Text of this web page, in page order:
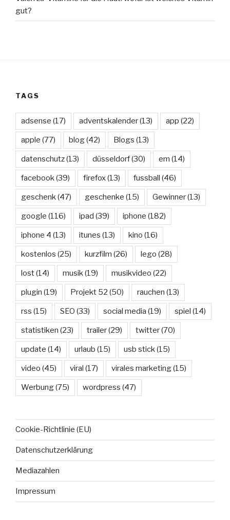
gut?
TAGS
adsense (17) adventskalender(13) app (22)
apple (77) blog(42) Blogs (13)
datenschutz(13) düsseldorf(30) em (14)
facebook (39) firefox(13) fussball (46)
geschenk (47) geschenke (15) Gewinner(13)
google (116) ipad (39) iphone (182)
iphone 4 (13) itunes (13) kino (16)
kostenlos (25) kurzfilm (26) lego (28)
lost(14) musik (19) musikvideo (22)
plugin (19) Projekt 52 (50) rauchen (13)
rss (15) SEO (33) social media (19) spiel (14)
statistiken (23) trailer(29) twitter(70)
update (14) urlaub (15) usb stick (15)
video (45) viral (17) virales marketing(15)
Werbung(75) wordpress (47)
Cookie-Richtlinie (EU)
Datenschutzerklärung
Mediazahlen
Impressum